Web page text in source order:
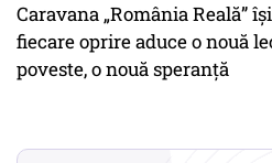
Caravana „România Reală”
fiecare oprire aduce o nouă
poveste, o nouă speranță